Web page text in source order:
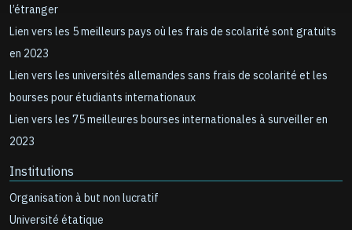
l’étranger
Lien vers les 5 meilleurs pays où les frais de scolarité sont gratuits
en 2023
Lien vers les universités allemandes sans frais de scolarité et les
bourses pour étudiants internationaux
Lien vers les 75 meilleures bourses internationales à surveiller en
2023
Institutions
Organisation à but non lucratif
Université étatique